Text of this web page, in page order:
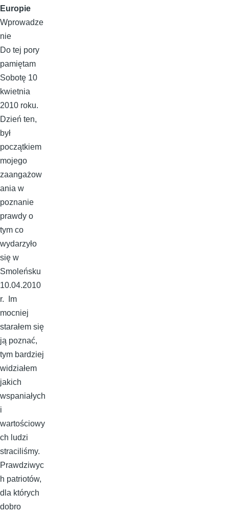
Europie
Wprowadze
nie
Do tej pory
pamiętam
Sobotę 10
kwietnia
2010 roku.
Dzień ten,
był
początkiem
mojego
zaangażow
ania w
poznanie
prawdy o
tym co
wydarzyło
się w
Smoleńsku
10.04.2010
r. Im
mocniej
starałem się
ją poznać,
tym bardziej
widziałem
jakich
wspaniałych
i
wartościowy
ch ludzi
straciliśmy.
Prawdziwyc
h patriotów,
dla których
dobro